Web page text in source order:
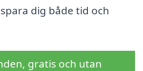
dig både tid och
gratis och utan